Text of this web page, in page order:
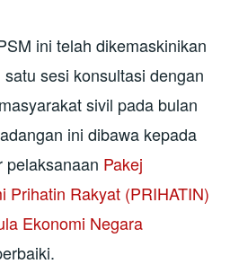
ini telah dikemaskinikan
sesi konsultasi dengan
sivil pada bulan
ini dibawa kepada
pelaksanaan Pakej
Prihatin Rakyat (PRIHATIN)
Ekonomi Negara